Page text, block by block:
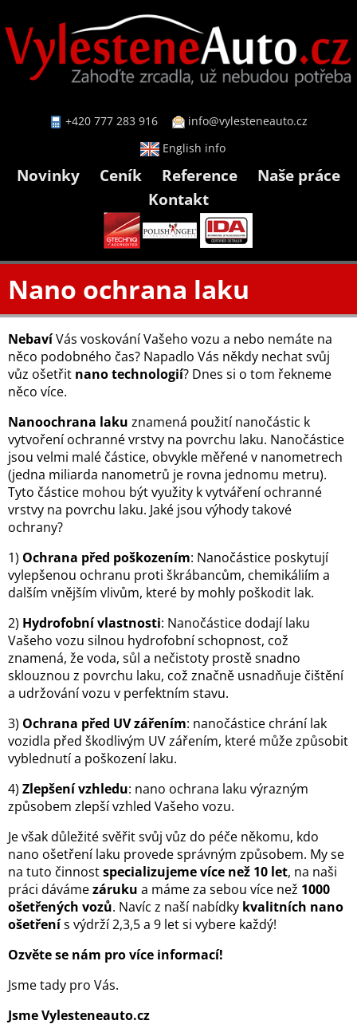
+420 777 283 916
info@vylesteneauto.cz
English info
Novinky Ceník Reference
Naše práce
Kontakt
Nano ochrana laku
NebavíVás voskování Vašeho vozu a nebo nemáte na
něco podobného čas? Napadlo Vás někdy nechat svůj
vůz ošetřit nano technologií? Dnes si o tom řekneme
něco více.
Nanoochrana laku znamená použití nanočástic k
vytvoření ochranné vrstvy na povrchu laku. Nanočástice
jsou velmi malé částice, obvykle měřené v nanometrech
(jedna miliarda nanometrů je rovna jednomu metru).
Tyto částice mohou být využity k vytváření ochranné
vrstvy na povrchu laku. Jaké jsou výhody takové
ochrany?
1) Ochrana před poškozením: Nanočástice poskytují
vylepšenou ochranu proti škrábancům, chemikáliím a
dalším vnějším vlivům, které by mohly poškodit lak.
2) Hydrofobní vlastnosti: Nanočástice dodají laku
Vašeho vozu silnou hydrofobní schopnost, což
znamená, že voda, sůl a nečistoty prostě snadno
sklouznou z povrchu laku, což značně usnadňuje čištění
a udržování vozu v perfektním stavu.
3) Ochrana před UV zářením: nanočástice chrání lak
vozidla před škodlivým UV zářením, které může způsobit
vyblednutí a poškození laku.
4) Zlepšení vzhledu: nano ochrana laku výrazným
způsobem zlepší vzhled Vašeho vozu.
Je však důležité svěřit svůj vůz do péče někomu, kdo
nano ošetření laku provede správným způsobem. My se
na tuto činnostspecializujeme více než 10 let, na naši
práci dávámezáruku a máme za sebou více než 1000
ošetřených vozů. Navíc z naší nabídky kvalitních nano
ošetřenís výdrží 2,3,5 a 9 let si vybere každý!
Ozvěte se nám pro více informací!
Jsme tady pro Vás.
Jsme Vylesteneauto.cz